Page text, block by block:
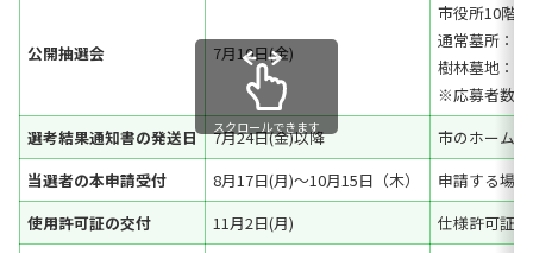
公開抽選会 7月10日(金)
市役所10階
通常墓所：
樹林墓地：
※応募者数に
選考結果通知書の発送日
7月24日(金)以降
市のホーム
当選者の本申請受付
8月17日(月)～10月15日（木）
申請する場
使用許可証の交付
11月2日(月)
仕様許可証
スクロールできます